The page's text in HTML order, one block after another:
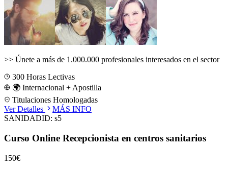
>> Únete a más de 1.000.000 profesionales interesados en el sector
300 Horas Lectivas
🌍 Internacional + Apostilla
Titulaciones Homologadas
Ver Detalles
MÁS INFO
SANIDADID: s5
Curso Online Recepcionista en centros sanitarios
150€